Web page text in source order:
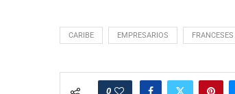
CARIBE EMPRESARIOS FRANCESES
0